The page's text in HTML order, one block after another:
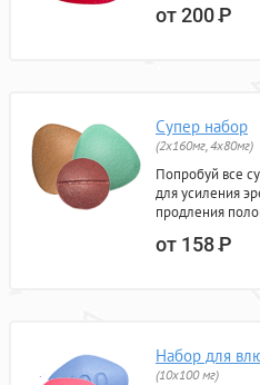
от 200Р
Супер набор
(2х160мг, 4х80мг)
Попробуй все
для усиления
продления
от 158Р
Набор для
(10х100 мг)